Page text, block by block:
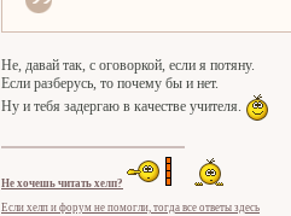
Не, давай так, с оговоркой, если я потяну.
Если разберусь, то почему бы и нет.
Ну и тебя задергаю в качестве учителя.
Не хочешь читать хелп?
Если хелп и форум не помогли, тогда все ответы здесь